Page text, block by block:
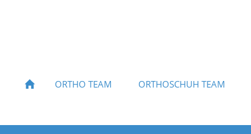
ORTHO TEAM ORTHOSCHUH TEAM